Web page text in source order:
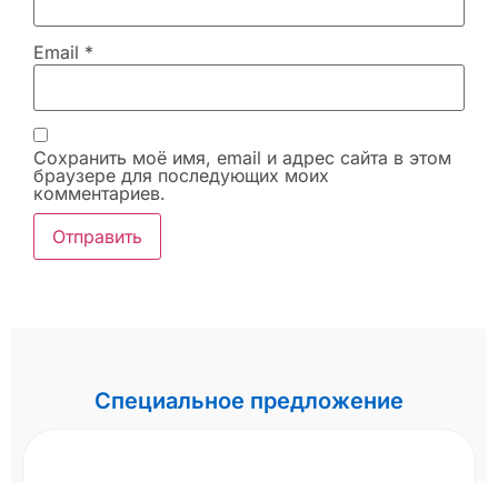
Email *
Сохранить моё имя, email и адрес сайта в этом
браузере для последующих моих
комментариев.
Специальное предложение